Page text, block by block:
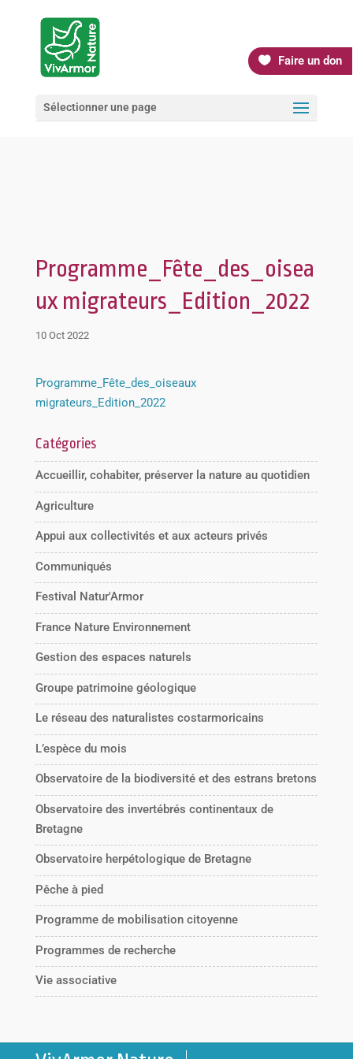
Faire un don
Sélectionner une page
Programme_Fête_des_oisea
ux migrateurs_Edition_2022
10 Oct 2022
Programme_Fête_des_oiseaux
migrateurs_Edition_2022
Catégories
Accueillir, cohabiter, préserver la nature au quotidien
Agriculture
Appui aux collectivités et aux acteurs privés
Communiqués
Festival Natur'Armor
France Nature Environnement
Gestion des espaces naturels
Groupe patrimoine géologique
Le réseau des naturalistes costarmoricains
L’espèce du mois
Observatoire de la biodiversité et des estrans bretons
Observatoire des invertébrés continentaux de
Bretagne
Observatoire herpétologique de Bretagne
Pêche à pied
Programme de mobilisation citoyenne
Programmes de recherche
Vie associative